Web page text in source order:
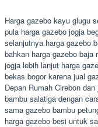
Harga gazebo kayu glugu
pula harga gazebo jogja
selanjutnya harga gazebo
bahkan harga gazebo baja
jogja lebih lanjut harga
bekas bogor karena jual
Depan Rumah Cirebon
bambu salatiga dengan
sama gazebo bambu
harga gazebo besi untuk